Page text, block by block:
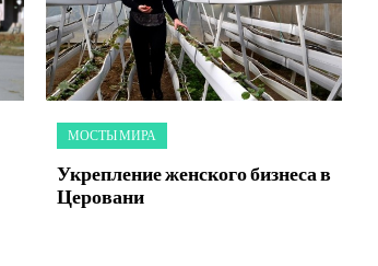
МОСТЫ МИРА
Укрепление женского бизнеса в
Церовани